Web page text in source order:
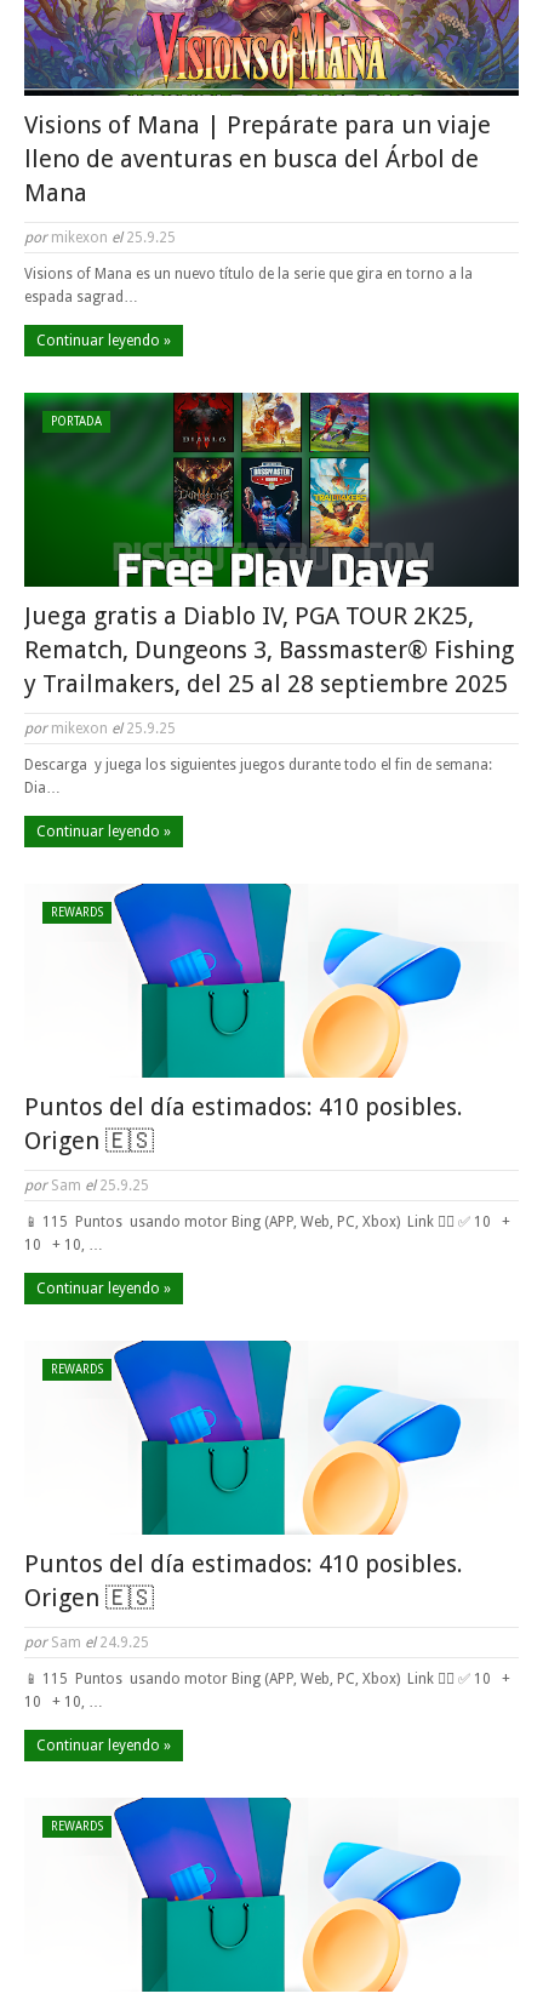
Visions of Mana | Prepárate para un viaje
lleno de aventuras en busca del Árbol de
Mana
por mikexon el25.9.25
Visions of Mana es un nuevo título de la serie que gira en torno a la
espada sagrad…
Continuar leyendo »
PORTADA
Juega gratis a Diablo IV, PGA TOUR 2K25,
Rematch, Dungeons 3, Bassmaster® Fishing
y Trailmakers, del 25 al 28 septiembre 2025
por mikexon el25.9.25
Descarga y juega los siguientes juegos durante todo el fin de semana:
Dia…
Continuar leyendo »
REWARDS
Puntos del día estimados: 410 posibles.
Origen 🇪🇸
por Sam el25.9.25
📱 115 Puntos usando motor Bing (APP, Web, PC, Xbox) Link 👈🏼 ✅ 10 +
10 + 10, …
Continuar leyendo »
REWARDS
Puntos del día estimados: 410 posibles.
Origen 🇪🇸
por Sam el24.9.25
📱 115 Puntos usando motor Bing (APP, Web, PC, Xbox) Link 👈🏼 ✅ 10 +
10 + 10, …
Continuar leyendo »
REWARDS